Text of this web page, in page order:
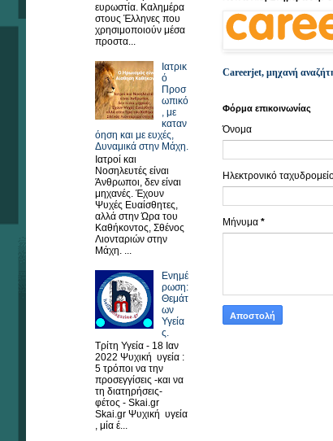
Careerjet, μηχανή
Φόρμα επικοινωνίας
Όνομα
Ηλεκτρονικό
Μήνυμα *
ευρωστία. Καλημέρα
στους Έλληνες που
χρησιμοποιούν μέσα
προστα...
Ιατρικ
ό
Προσ
ωπικό
, με
καταν
όηση και με ευχές,
Δυναμικά στην Μάχη.
Ιατροί και
Νοσηλευτές είναι
Άνθρωποι, δεν είναι
μηχανές. Έχουν
Ψυχές Ευαίσθητες,
αλλά στην Ώρα του
Καθήκοντος, Σθένος
Λιονταριών στην
Μάχη. ...
Ενημέ
ρωση:
Θεμάτ
ων
Υγεία
ς.
Τρίτη Υγεία - 18 Ιαν
2022 Ψυχική υγεία :
5 τρόποι να την
προσεγγίσεις -και να
τη διατηρήσεις-
φέτος - Skai.gr
Skai.gr Ψυχική υγεία
, μία έ...